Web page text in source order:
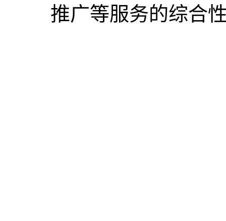
推广等服务的综合